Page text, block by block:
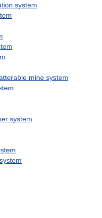
system
mine system
system